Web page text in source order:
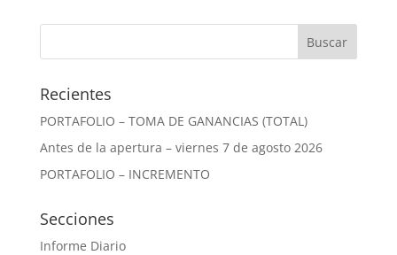
Recientes
PORTAFOLIO – TOMA DE GANANCIAS (TOTAL)
Antes de la apertura – viernes 7 de agosto 2026
PORTAFOLIO – INCREMENTO
Secciones
Informe Diario